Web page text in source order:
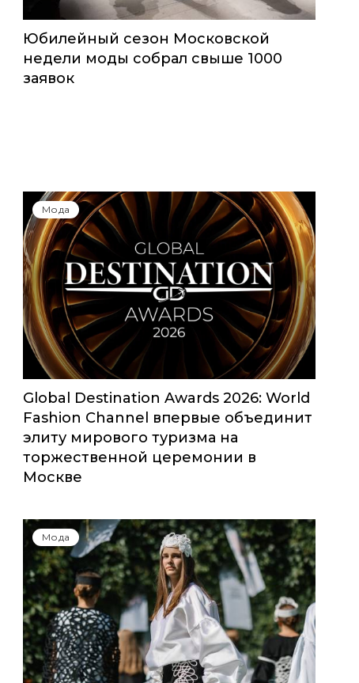
Юбилейный сезон Московской
недели моды собрал свыше 1000
заявок
Мода
Global Destination Awards 2026: World
Fashion Channel впервые объединит
элиту мирового туризма на
торжественной церемонии в
Москве
Мода